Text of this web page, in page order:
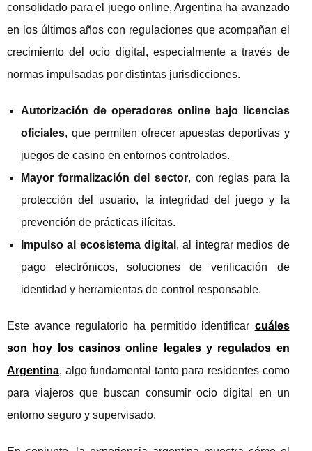
consolidado para el juego online, Argentina ha avanzado
en los últimos años con regulaciones que acompañan el
crecimiento del ocio digital, especialmente a través de
normas impulsadas por distintas jurisdicciones.
Autorización de operadores online bajo licencias
oficiales, que permiten ofrecer apuestas deportivas y
juegos de casino en entornos controlados.
Mayor formalización del sector, con reglas para la
protección del usuario, la integridad del juego y la
prevención de prácticas ilícitas.
Impulso al ecosistema digital , al integrar medios de
pago electrónicos, soluciones de verificación de
identidad y herramientas de control responsable.
Este avance regulatorio ha permitido identificar cuáles
son hoy los casinos online legales y regulados en
Argentina, algo fundamental tanto para residentes como
para viajeros que buscan consumir ocio digital en un
entorno seguro y supervisado.